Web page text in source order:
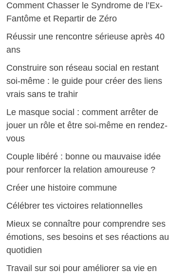
Comment Chasser le Syndrome de l’Ex-
Fantôme et Repartir de Zéro
Réussir une rencontre sérieuse après 40
ans
Construire son réseau social en restant
soi-même : le guide pour créer des liens
vrais sans te trahir
Le masque social : comment arrêter de
jouer un rôle et être soi-même en rendez-
vous
Couple libéré : bonne ou mauvaise idée
pour renforcer la relation amoureuse ?
Créer une histoire commune
Célébrer tes victoires relationnelles
Mieux se connaître pour comprendre ses
émotions, ses besoins et ses réactions au
quotidien
Travail sur soi pour améliorer sa vie en